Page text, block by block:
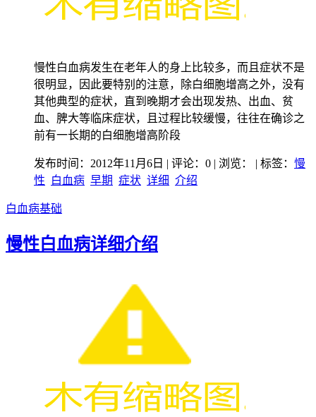
慢性白血病发生在老年人的身上比较多，而且症状不是
很明显，因此要特别的注意，除白细胞增高之外，没有
其他典型的症状，直到晚期才会出现发热、出血、贫
血、脾大等临床症状，且过程比较缓慢，往往在确诊之
前有一长期的白细胞增高阶段
发布时间：2012年11月6日 | 评论：0 | 浏览： | 标签： 慢
性
白血病 早期 症状 详细 介绍
白血病基础
慢性白血病详细介绍